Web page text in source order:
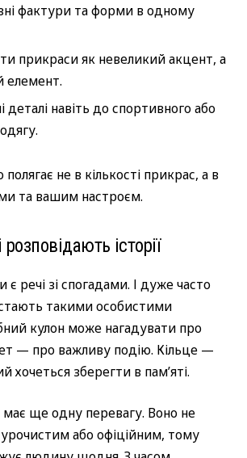
фактури та форми в одному
прикраси як невеликий акцент, а
елемент.
деталі навіть до спортивного або
не в кількості прикрас, а в
та вашим настроєм.
історії
речі зі спогадами. І дуже часто
такими особистими
кулон може нагадувати про
— про важливу подію. Кільце —
хочеться зберегти в пам’яті.
має ще одну перевагу. Воно не
або офіційним, тому